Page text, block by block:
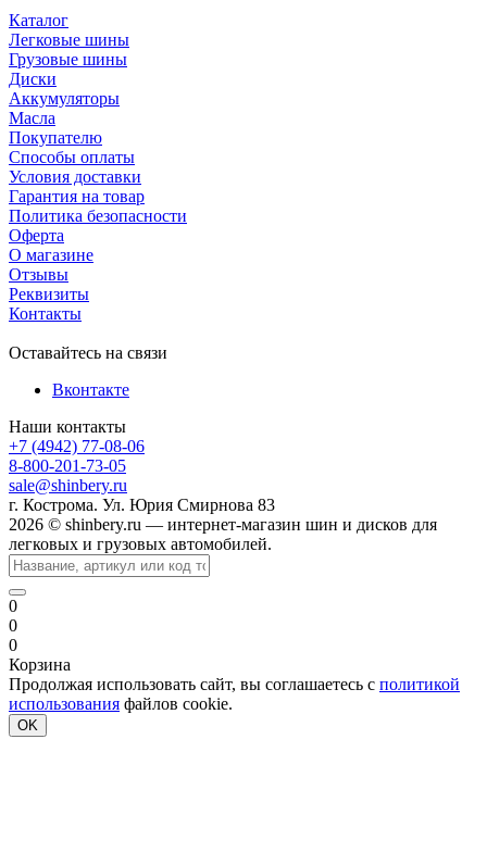
Каталог
Легковые шины
Грузовые шины
Диски
Аккумуляторы
Масла
Покупателю
Способы оплаты
Условия доставки
Гарантия на товар
Политика безопасности
Оферта
О магазине
Отзывы
Реквизиты
Контакты
Оставайтесь на связи
Вконтакте
Наши контакты
+7 (4942) 77-08-06
8-800-201-73-05
sale@shinbery.ru
г. Кострома. Ул. Юрия Смирнова 83
2026 © shinbery.ru — интернет-магазин шин и дисков для
легковых и грузовых автомобилей.
0
0
0
Корзина
Продолжая использовать сайт, вы соглашаетесь с политикой
использования файлов cookie.
OK